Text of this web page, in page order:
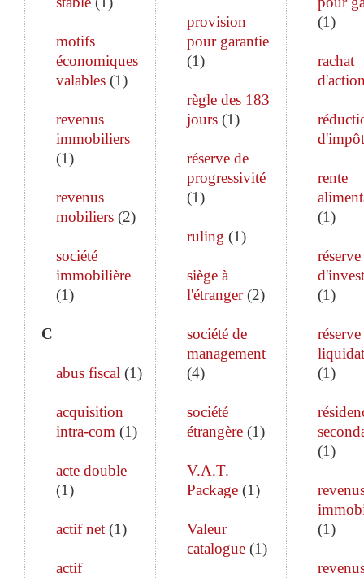
motifs
économiques
valables (1)
revenus
immobiliers
(1)
revenus
mobiliers (2)
société
immobilière
(1)
C
abus fiscal (1)
acquisition
intra-com (1)
acte double
(1)
actif net (1)
actif
provision
pour garantie
(1)
règle des 183
jours(1)
réserve de
progressivité
(1)
ruling (1)
siège à
l'étranger(2)
société de
management
(4)
société
étrangère(1)
V.A.T.
Package(1)
Valeur
catalogue(1)
(1)
rachat
d'impôt
rente
(1)
réserve
(1)
(1)
(1)
(1)